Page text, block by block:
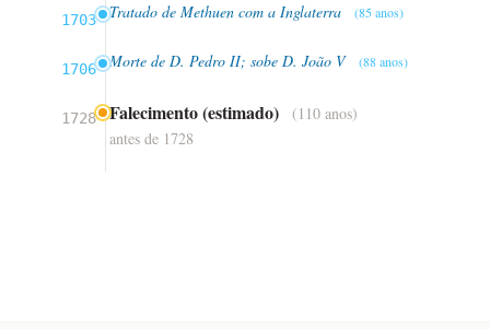
1703 Tratado de Methuen com a Inglaterra (85 anos)
1706 Morte de D. Pedro II; sobe D. João V (88 anos)
1728 Falecimento (estimado)
(110 anos)
antes de 1728